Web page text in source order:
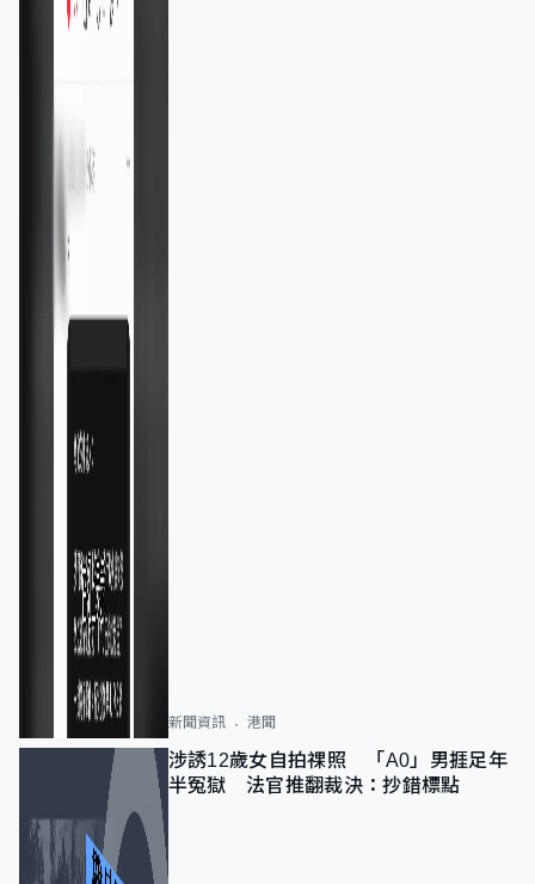
新聞資訊 港聞
涉誘12歲女自拍祼照 「A0」男捱足年
半冤獄 法官推翻裁決：抄錯標點